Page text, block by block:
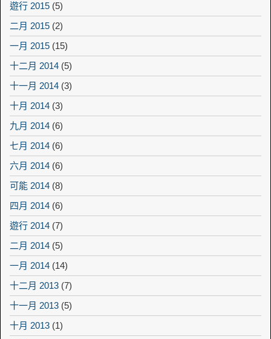
遊行 2015 (5)
二月 2015 (2)
一月 2015 (15)
十二月 2014 (5)
十一月 2014 (3)
十月 2014 (3)
九月 2014 (6)
七月 2014 (6)
六月 2014 (6)
可能 2014 (8)
四月 2014 (6)
遊行 2014 (7)
二月 2014 (5)
一月 2014 (14)
十二月 2013 (7)
十一月 2013 (5)
十月 2013 (1)